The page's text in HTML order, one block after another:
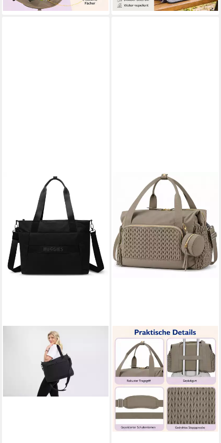
lieferbar - in 2-3 Werktagen bei dir